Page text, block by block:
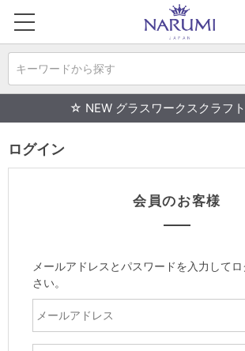
キーワードから探す
☆ NEW グラスワークスクラフ
ログイン
会員のお客様
メールアドレスとパスワードを入力して
さい。